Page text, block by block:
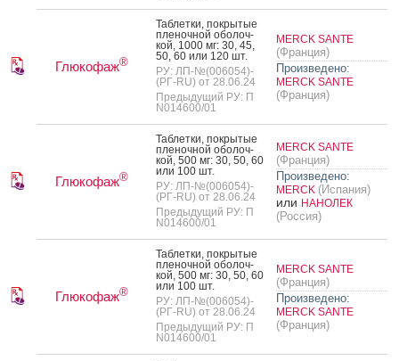
Глюкофаж®
Таб­летки, пок­ры­тые
пле­ноч­ной обо­лоч­
кой, 1000 мг: 30, 45,
50, 60 или 120 шт.
РУ: ЛП-№(006054)-
(РГ-RU) от 28.06.24
Предыдущий РУ: П
N014600/01
MERCK SANTE
(Франция)
Произведено:
MERCK SANTE
(Франция)
Глюкофаж®
Таб­летки, пок­ры­тые
пле­ноч­ной обо­лоч­
кой, 500 мг: 30, 50, 60
или 100 шт.
РУ: ЛП-№(006054)-
(РГ-RU) от 28.06.24
Предыдущий РУ: П
N014600/01
MERCK SANTE
(Франция)
Произведено:
MERCK (Испания)
или НАНОЛЕК
(Россия)
Глюкофаж®
Таб­летки, пок­ры­тые
пле­ноч­ной обо­лоч­
кой, 500 мг: 30, 50, 60
или 100 шт.
РУ: ЛП-№(006054)-
(РГ-RU) от 28.06.24
Предыдущий РУ: П
N014600/01
MERCK SANTE
(Франция)
Произведено:
MERCK SANTE
(Франция)